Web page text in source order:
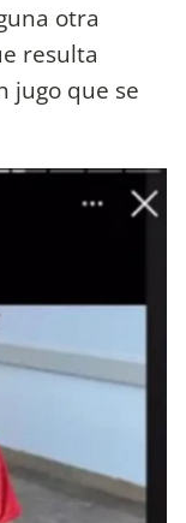
otra
resulta
jugo que se